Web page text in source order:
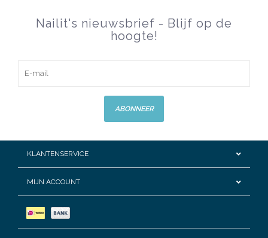
Nailit's nieuwsbrief - Blijf op de
hoogte!
ABONNEER
KLANTENSERVICE
MIJN ACCOUNT